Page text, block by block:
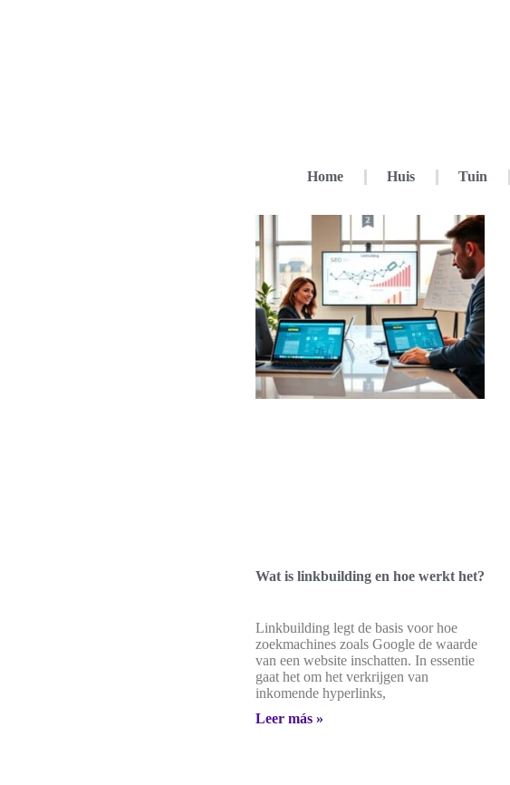
Home Huis Tuin
Wat is linkbuilding en hoe werkt het?
Linkbuilding legt de basis voor hoe
zoekmachines zoals Google de waarde
van een website inschatten. In essentie
gaat het om het verkrijgen van
inkomende hyperlinks,
Leer más »